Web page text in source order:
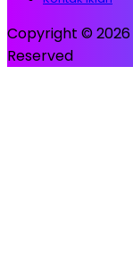
Copyright ©
Reserved